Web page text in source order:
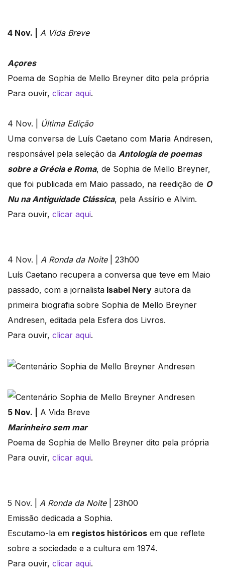
4 Nov. | A Vida Breve
Açores
Poema de Sophia de Mello Breyner dito pela própria
Para ouvir, clicar aqui.
4 Nov. | Última Edição
Uma conversa de Luís Caetano com Maria Andresen,
responsável pela seleção da Antologia de poemas
sobre a Grécia e Roma, de Sophia de Mello Breyner,
que foi publicada em Maio passado, na reedição de O
Nu na Antiguidade Clássica, pela Assírio e Alvim.
Para ouvir, clicar aqui.
4 Nov. | A Ronda da Noite| 23h00
Luís Caetano recupera a conversa que teve em Maio
passado, com a jornalista Isabel Nery autora da
primeira biografia sobre Sophia de Mello Breyner
Andresen, editada pela Esfera dos Livros.
Para ouvir, clicar aqui.
5 Nov. |
A Vida Breve
Marinheiro sem mar
Poema de Sophia de Mello Breyner dito pela própria
Para ouvir, clicar aqui.
5 Nov. | A Ronda da Noite| 23h00
Emissão dedicada a Sophia.
Escutamo-la em registos históricos em que reflete
sobre a sociedade e a cultura em 1974.
Para ouvir, clicar aqui.